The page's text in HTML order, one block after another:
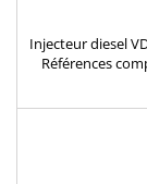
Injecteur diesel
Références